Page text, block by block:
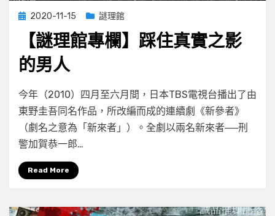
Posted
2020-11-15 謎理館
【謎理館專欄】踩住真實之影
的男人
by 小云
Leave a commenton
【謎
理
館
實
今年（2010）四月至六月間，日本TBS電視台播出了由
東野圭吾同名作品，所改編而成的連續劇《新參者》
（劇名之意為「新來者」）。全劇以兩名新來者──刑
警加賀恭一郎…
Read More